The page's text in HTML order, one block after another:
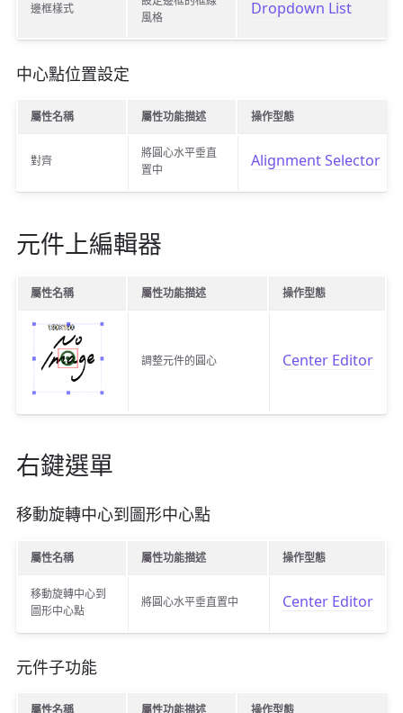
邊框樣式
風格
Dropdown List
中心點位置設定
屬性名稱 屬性功能描述 操作型態
對齊
將圓心水平垂直
置中
Alignment Selector
元件上編輯器
屬性名稱 屬性功能描述 操作型態
調整元件的圓心 Center Editor
右鍵選單
移動旋轉中心到圖形中心點
屬性名稱 屬性功能描述 操作型態
移動旋轉中心到
圖形中心點
將圓心水平垂直置中 Center Editor
元件子功能
屬性名稱 屬性功能描述 操作型態